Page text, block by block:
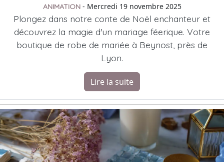
ANIMATION- Mercredi 19 novembre 2025
Plongez dans notre conte de Noël enchanteur et
découvrez la magie d'un mariage féerique. Votre
boutique de robe de mariée à Beynost, près de
Lyon.
Lire la suite